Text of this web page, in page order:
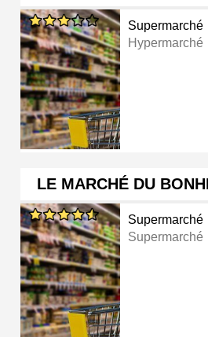
Supermarché
Hypermarché
LE MARCHÉ DU
Supermarché
Supermarché